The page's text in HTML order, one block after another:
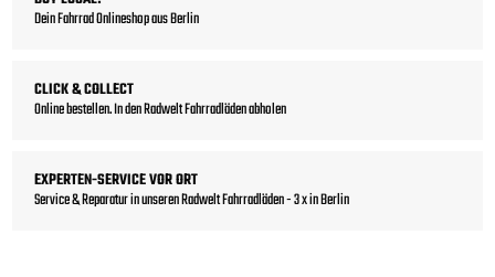
Dein Fahrrad Onlineshop aus Berlin
CLICK & COLLECT
Online bestellen. In den Radwelt Fahrradläden abholen
EXPERTEN-SERVICE VOR ORT
Service & Reparatur in unseren Radwelt Fahrradläden - 3 x in Berlin